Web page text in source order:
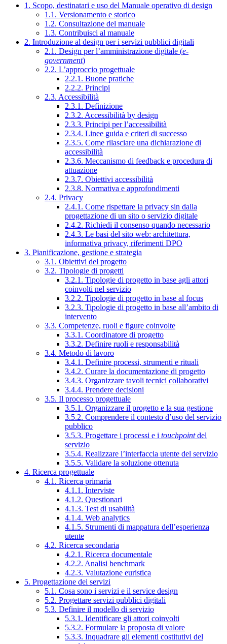
1. Scopo, destinatari e uso del Manuale operativo di design
1.1. Versionamento e storico
1.2. Consultazione del manuale
1.3. Contribuisci al manuale
2. Introduzione al design per i servizi pubblici digitali
2.1. Design per l’amministrazione digitale (e-
government)
2.2. L’approccio progettuale
2.2.1. Buone pratiche
2.2.2. Principi
2.3. Accessibilità
2.3.1. Definizione
2.3.2. Accessibilità by design
2.3.3. Principi per l’accessibilità
2.3.4. Linee guida e criteri di successo
2.3.5. Come rilasciare una dichiarazione di
accessibilità
2.3.6. Meccanismo di feedback e procedura di
attuazione
2.3.7. Obiettivi accessibilità
2.3.8. Normativa e approfondimenti
2.4. Privacy
2.4.1. Come rispettare la privacy sin dalla
progettazione di un sito o servizio digitale
2.4.2. Richiedi il consenso quando necessario
2.4.3. Le basi del sito web: architettura,
informativa privacy, riferimenti DPO
3. Pianificazione, gestione e strategia
3.1. Obiettivi del progetto
3.2. Tipologie di progetti
3.2.1. Tipologie di progetto in base agli attori
coinvolti nel servizio
3.2.2. Tipologie di progetto in base al focus
3.2.3. Tipologie di progetto in base all’ambito di
intervento
3.3. Competenze, ruoli e figure coinvolte
3.3.1. Coordinatore di progetto
3.3.2. Definire ruoli e responsabilità
3.4. Metodo di lavoro
3.4.1. Definire processi, strumenti e rituali
3.4.2. Curare la documentazione di progetto
3.4.3. Organizzare tavoli tecnici collaborativi
3.4.4. Prendere decisioni
3.5. Il processo progettuale
3.5.1. Organizzare il progetto e la sua gestione
3.5.2. Comprendere il contesto d’uso del servizio
pubblico
3.5.3. Progettare i processi e i touchpointdel
servizio
3.5.4. Realizzare l’interfaccia utente del servizio
3.5.5. Validare la soluzione ottenuta
4. Ricerca progettuale
4.1. Ricerca primaria
4.1.1. Interviste
4.1.2. Questionari
4.1.3. Test di usabilità
4.1.4. Web analytics
4.1.5. Strumenti di mappatura dell’esperienza
utente
4.2. Ricerca secondaria
4.2.1. Ricerca documentale
4.2.2. Analisi benchmark
4.2.3. Valutazione euristica
5. Progettazione dei servizi
5.1. Cosa sono i servizi e il service design
5.2. Progettare servizi pubblici digitali
5.3. Definire il modello di servizio
5.3.1. Identificare gli attori coinvolti
5.3.2. Formulare la proposta di valore
5.3.3. Inquadrare gli elementi costitutivi del